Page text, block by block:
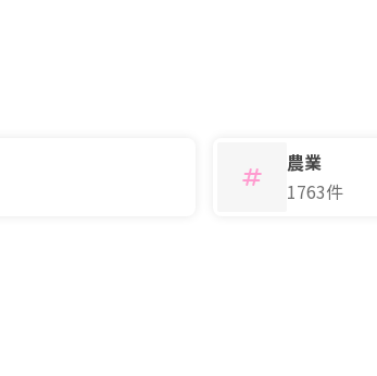
農業
1763件